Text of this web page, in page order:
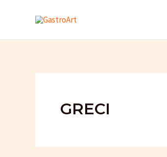
GRECI